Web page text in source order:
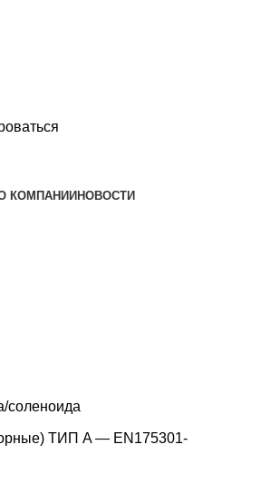
КОМПАНИИ НОВОСТИ
соленоида
ТИП A — EN175301-